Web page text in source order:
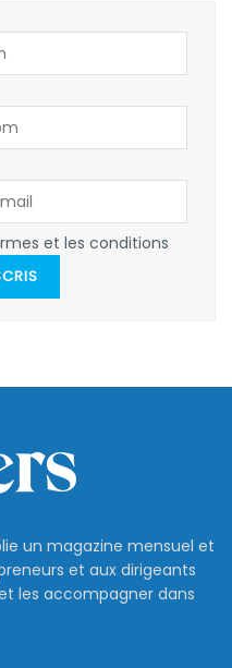
et les conditions
un magazine mensuel et
et aux dirigeants
les accompagner dans